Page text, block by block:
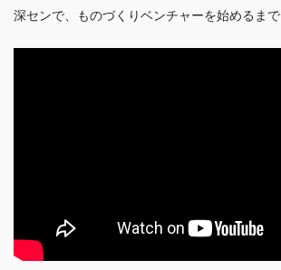
深センで、ものづくりベンチャーを始めるまで